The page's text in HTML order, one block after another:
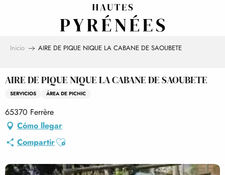
Inicio AIRE DE PIQUE NIQUE LA CABANE DE SAOUBETE
AIRE DE PIQUE NIQUE LA CABANE DE SAOUBETE
SERVICIOS ÁREA DE PICNIC
65370 Ferrère
Cómo llegar
CompartirAjouter aux favoris